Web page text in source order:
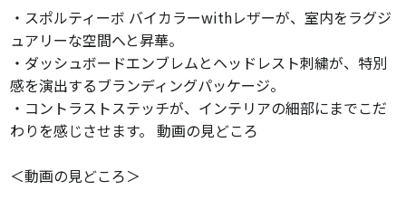
・スポルティーボ バイカラーwithレザーが、室内をラグジ
ュアリーな空間へと昇華。
・ダッシュボードエンブレムとヘッドレスト刺繍が、特別
感を演出するブランディングパッケージ。
・コントラストステッチが、インテリアの細部にまでこだ
わりを感じさせます。 動画の見どころ
＜動画の見どころ＞